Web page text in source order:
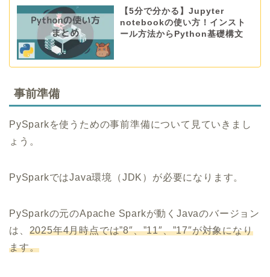
【5分で分かる】Jupyter
notebookの使い方！インスト
ール方法からPython基礎構文
事前準備
PySparkを使うための事前準備について見ていきまし
ょう。
PySparkではJava環境（JDK）が必要になります。
PySparkの元のApache Sparkが動くJavaのバージョン
は、 2025年4月時点では”8″、”11″、”17″が対象になり
ます。